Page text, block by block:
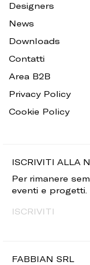
FABBIAN SRL
Designers
News
Downloads
Contatti
Area B2B
Privacy Policy
Cookie Policy
ISCRIVITI ALLA
Per rimanere
eventi e progetti.
ISCRIVITI